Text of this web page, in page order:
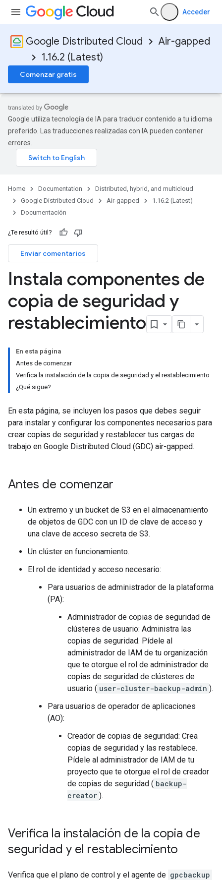
Acceder
Google Distributed Cloud
Air-gapped
1.16.2 (Latest)
Comenzar gratis
Google utiliza tecnología de IA para traducir contenido a tu idioma
preferido. Las traducciones realizadas con IA pueden contener
errores.
Home Documentation
Distributed, hybrid, and multicloud
Google Distributed Cloud
Air-gapped
1.16.2 (Latest)
Documentación
¿Te resultó útil?
Enviar comentarios
Instala componentes de
copia de seguridad y
restablecimiento
En esta página
Antes de comenzar
Verifica la instalación de la copia de seguridad y el restablecimiento
¿Qué sigue?
En esta página, se incluyen los pasos que debes seguir
para instalar y configurar los componentes necesarios para
crear copias de seguridad y restablecer tus cargas de
trabajo en Google Distributed Cloud (GDC) air-gapped.
Antes de comenzar
Un extremo y un bucket de S3 en el almacenamiento
de objetos de GDC con un ID de clave de acceso y
una clave de acceso secreta de S3.
Un clúster en funcionamiento.
El rol de identidad y acceso necesario:
Para usuarios de administrador de la plataforma
(PA):
Administrador de copias de seguridad de
clústeres de usuario: Administra las
copias de seguridad. Pídele al
administrador de IAM de tu organización
que te otorgue el rol de administrador de
copias de seguridad de clústeres de
usuario ( user-cluster-backup-admin ).
Para usuarios de operador de aplicaciones
(AO):
Creador de copias de seguridad: Crea
copias de seguridad y las restablece.
Pídele al administrador de IAM de tu
proyecto que te otorgue el rol de creador
de copias de seguridad ( backup-
creator ).
Verifica la instalación de la copia de
seguridad y el restablecimiento
Verifica que el plano de control y el agente de gpcbackup